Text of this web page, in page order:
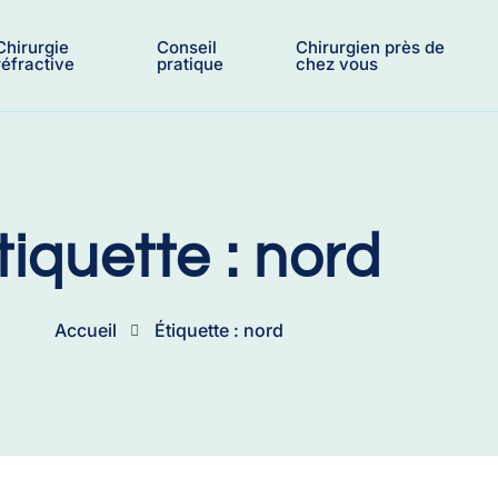
Conseil
pratique
Chirurgien près de
chez vous
: nord
Accueil Étiquette : nord